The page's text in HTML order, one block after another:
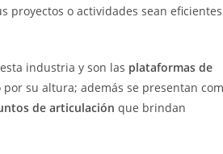
proyectos o actividades sean eficientes
industria y son las plataformas de
su altura; además se presentan
de articulación que brindan